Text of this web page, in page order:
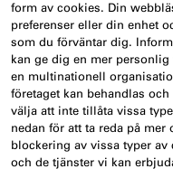
och limning av
till hands för dig i allt
form av cookies. Din
preferenser eller din enhet
som du förväntar dig.
kan ge dig en mer personlig
en multinationell
företaget kan behandlas
välja att inte tillåta vissa
nedan för att ta reda på
blockering av vissa typer av
och de tjänster vi kan